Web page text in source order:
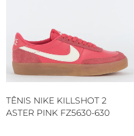
TÊNIS NIKE KILLSHOT 2
ASTER PINK FZ5630-630